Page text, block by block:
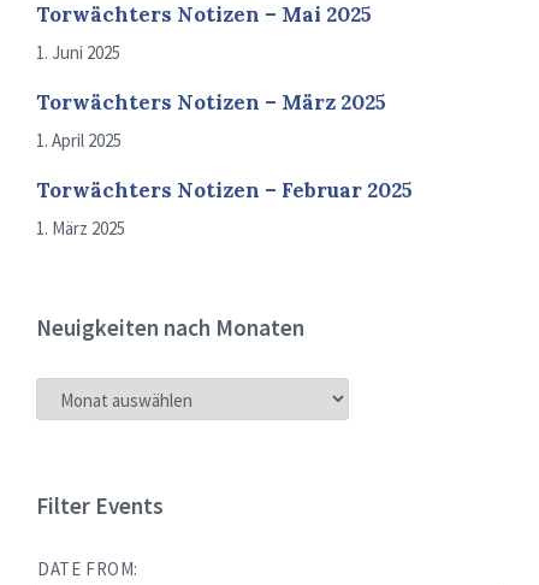
Torwächters Notizen – Mai 2025
1. Juni 2025
Torwächters Notizen – März 2025
1. April 2025
Torwächters Notizen – Februar 2025
1. März 2025
Neuigkeiten nach Monaten
NEUIGKEITEN
NACH
Filter Events
DATE FROM: